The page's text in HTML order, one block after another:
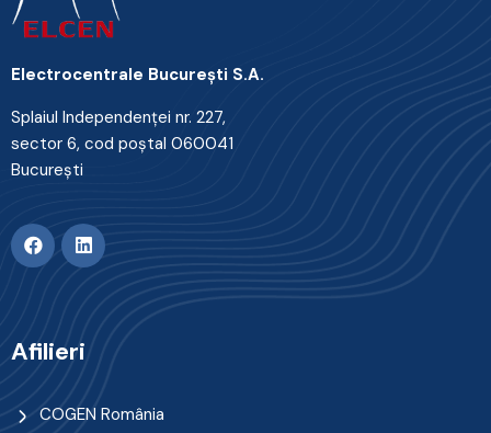
Electrocentrale Bucureşti S.A.
Splaiul Independenţei nr. 227,
sector 6, cod poştal 060041
Bucureşti
Afilieri
COGEN România